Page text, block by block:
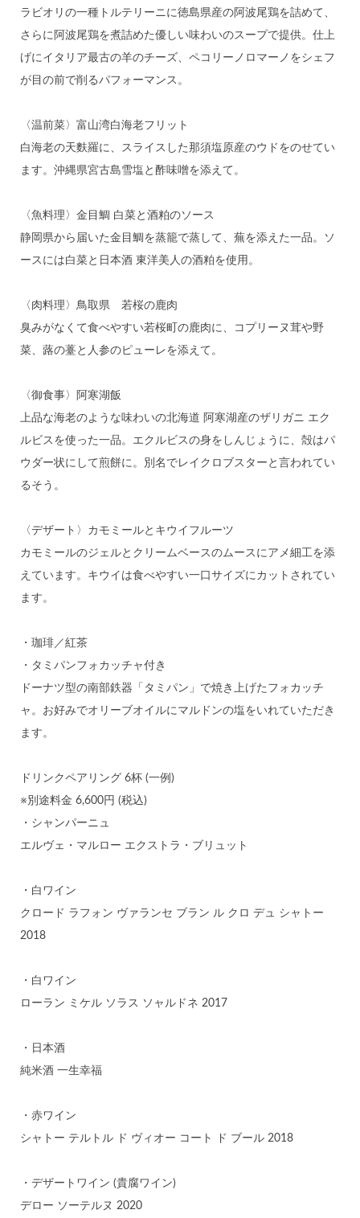
ラビオリの一種トルテリーニに徳島県産の阿波尾鶏を詰めて、
さらに阿波尾鶏を煮詰めた優しい味わいのスープで提供。仕上
げにイタリア最古の羊のチーズ、ペコリーノロマーノをシェフ
が目の前で削るパフォーマンス。
〈温前菜〉富山湾白海老フリット
白海老の天麩羅に、スライスした那須塩原産のウドをのせてい
ます。沖縄県宮古島雪塩と酢味噌を添えて。
〈魚料理〉金目鯛 白菜と酒粕のソース
静岡県から届いた金目鯛を蒸籠で蒸して、蕪を添えた一品。ソ
ースには白菜と日本酒 東洋美人の酒粕を使用。
〈肉料理〉鳥取県 若桜の鹿肉
臭みがなくて食べやすい若桜町の鹿肉に、コプリーヌ茸や野
菜、蕗の薹と人参のピューレを添えて。
〈御食事〉阿寒湖飯
上品な海老のような味わいの北海道 阿寒湖産のザリガニ エク
ルビスを使った一品。エクルビスの身をしんじょうに、殻はパ
ウダー状にして煎餅に。別名でレイクロブスターと言われてい
るそう。
〈デザート〉カモミールとキウイフルーツ
カモミールのジェルとクリームベースのムースにアメ細工を添
えています。キウイは食べやすい一口サイズにカットされてい
ます。
・珈琲／紅茶
・タミパンフォカッチャ付き
ドーナツ型の南部鉄器「タミパン」で焼き上げたフォカッチ
ャ。お好みでオリーブオイルにマルドンの塩をいれていただき
ます。
ドリンクペアリング 6杯 (一例)
※別途料金 6,600円 (税込)
・シャンパーニュ
エルヴェ・マルロー エクストラ・ブリュット
・白ワイン
クロード ラフォン ヴァランセ ブラン ル クロ デュ シャトー
2018
・白ワイン
ローラン ミケル ソラス ソャルドネ 2017
・日本酒
純米酒 一生幸福
・赤ワイン
シャトー テルトル ド ヴィオー コート ド ブール 2018
・デザートワイン (貴腐ワイン)
デロー ソーテルヌ 2020